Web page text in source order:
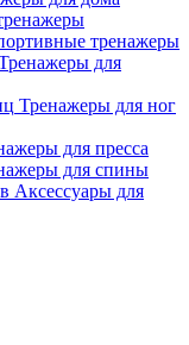
тренажеры
для
Тренажеры для ног
для пресса
для спины
Аксессуары для